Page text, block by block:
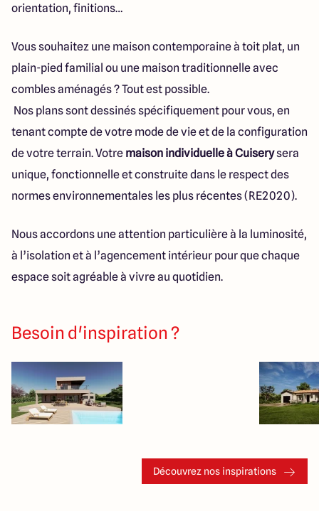
orientation, finitions…
Vous souhaitez une maison contemporaine à toit plat, un
plain-pied familial ou une maison traditionnelle avec
combles aménagés ? Tout est possible.
Nos plans sont dessinés spécifiquement pour vous, en
tenant compte de votre mode de vie et de la configuration
de votre terrain. Votre maison individuelle à Cuiserysera
unique, fonctionnelle et construite dans le respect des
normes environnementales les plus récentes (RE2020).
Nous accordons une attention particulière à la luminosité,
à l’isolation et à l’agencement intérieur pour que chaque
espace soit agréable à vivre au quotidien.
Besoin d'inspiration ?
Découvrez nos inspirations